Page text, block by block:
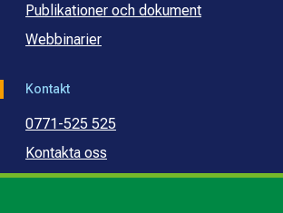
Publikationer och dokument
Webbinarier
Kontakt
0771-525 525
Kontakta oss
Press